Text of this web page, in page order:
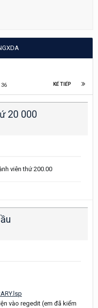
KẾ TIẾP
20 000
viên thứ 200.00
vào regedit (em đã kiểm